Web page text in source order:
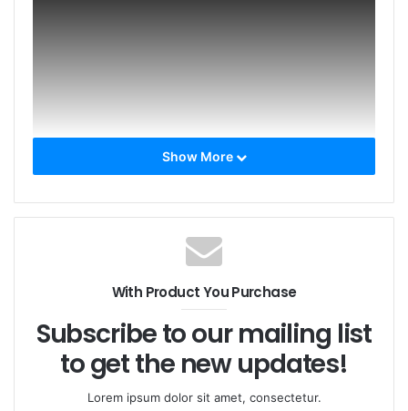
Show More
With Product You Purchase
Subscribe to our mailing list
to get the new updates!
Lorem ipsum dolor sit amet, consectetur.